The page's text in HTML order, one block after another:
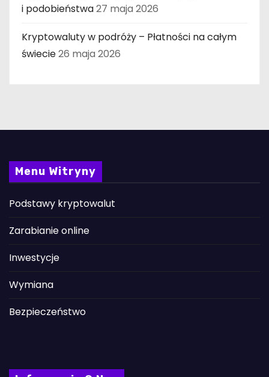
i podobieństwa27 maja 2026
Kryptowaluty w podróży – Płatności na całym
świecie26 maja 2026
Menu Witryny
Podstawy kryptowalut
Zarabianie online
Inwestycje
Wymiana
Bezpieczeństwo